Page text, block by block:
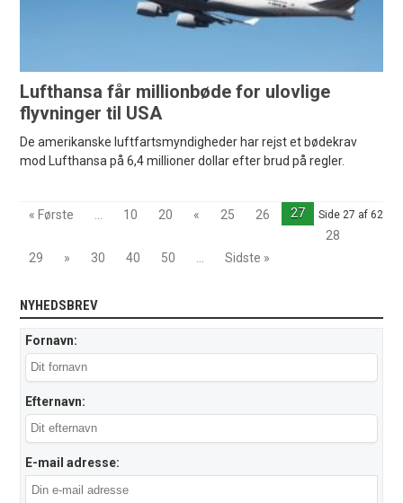
Lufthansa får millionbøde for ulovlige
flyvninger til USA
De amerikanske luftfartsmyndigheder har rejst et bødekrav
mod Lufthansa på 6,4 millioner dollar efter brud på regler.
Side 27 af 62
« Første 10 20 « 25 26
27
28
29
» 30 40 50 Sidste »
NYHEDSBREV
Fornavn:
Efternavn:
E-mail adresse: